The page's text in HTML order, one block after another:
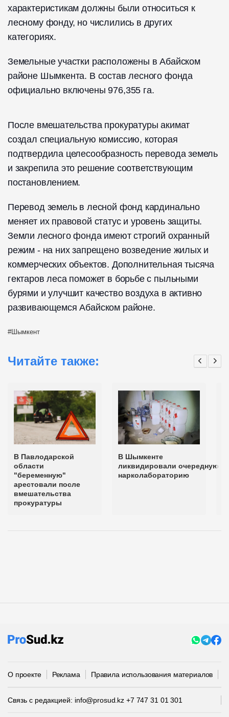
характеристикам должны были относиться к
лесному фонду, но числились в других
категориях.
Земельные участки расположены в Абайском
районе Шымкента. В состав лесного фонда
официально включены 976,355 га.
После вмешательства прокуратуры акимат
создал специальную комиссию, которая
подтвердила целесообразность перевода земель
и закрепила это решение соответствующим
постановлением.
Перевод земель в лесной фонд кардинально
меняет их правовой статус и уровень защиты.
Земли лесного фонда имеют строгий охранный
режим - на них запрещено возведение жилых и
коммерческих объектов. Дополнительная тысяча
гектаров леса поможет в борьбе с пыльными
бурями и улучшит качество воздуха в активно
развивающемся Абайском районе.
Шымкент
Читайте также:
В Павлодарской
области
"беременную"
арестовали после
вмешательства
прокуратуры
В Шымкенте
ликвидировали очередную
нарколабораторию
О проекте Реклама Правила использования материалов
Связь с редакцией: info@prosud.kz +7 747 31 01 301